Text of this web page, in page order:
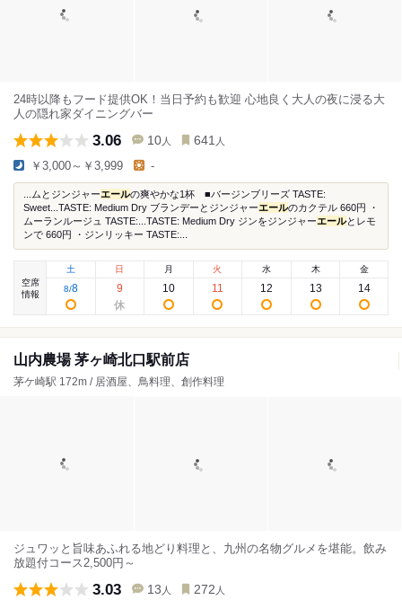
24時以降もフード提供OK！当日予約も歓迎 心地良く大人の夜に浸る大
人の隠れ家ダイニングバー
3.06 10 人 641 人
￥3,000～￥3,999 -
...ムとジンジャーエールの爽やかな1杯 ■バージンブリーズ TASTE:
Sweet...TASTE: Medium Dry ブランデーとジンジャーエールのカクテル 660円 ・
ムーランルージュ TASTE:...TASTE: Medium Dry ジンをジンジャーエールとレモ
ンで 660円 ・ジンリッキー TASTE:...
空席
情報
土
8/8
日
9
月
10
火
11
水
12
木
13
金
14
山内農場 茅ヶ崎北口駅前店
茅ケ崎駅 172m / 居酒屋、鳥料理、創作料理
ジュワッと旨味あふれる地どり料理と、九州の名物グルメを堪能。飲み
放題付コース2,500円～
3.03 13 人 272 人